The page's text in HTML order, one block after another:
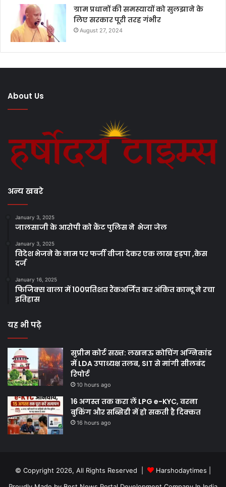
ग्राम प्रधानों की समस्यायों को सुलझाने के
लिए सरकार पूरी तरह गंभीर
August 27, 2024
About Us
अन्य खबरे
January 3, 2025
जालसाजी के आरोपी को कैंट पुलिस ने भेजा जेल
January 3, 2025
विदेश भेजने के नाम पर फर्जी वीजा देकर एक लाख हड़पा ,केस
दर्ज
January 16, 2025
फिजिक्स वाला में 100प्रतिशत रैंकअर्जित कर अंकित कान्दू ने रचा
इतिहास
यह भी पढ़े
सुप्रीम कोर्ट सख्त: लखनऊ कोचिंग अग्निकांड
में LDA उपाध्यक्ष तलब, SIT से मांगी सीलबंद
रिपोर्ट
10 hours ago
16 अगस्त तक करा लें LPG e-KYC, वरना
बुकिंग और सब्सिडी में हो सकती है दिक्कत
16 hours ago
© Copyright 2026, All Rights Reserved | Harshodaytimes